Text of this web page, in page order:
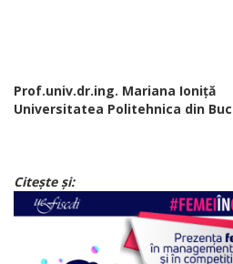
Prof.univ.dr.ing. Mariana Ioniță
Universitatea Politehnica din
Citeşte şi: